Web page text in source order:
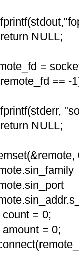
NULL;
=
== -
NULL;
= 0;
= 0;